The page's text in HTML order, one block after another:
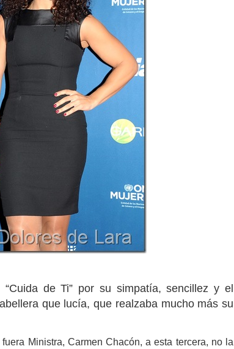
de Ti” por su simpatía, sencillez y el
que lucía, que realzaba mucho más su
Ministra, Carmen Chacón, a esta tercera, no la